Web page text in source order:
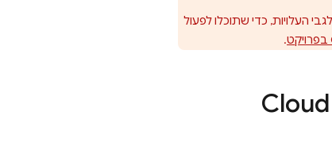
לגבי העלויות, כדי שתוכלו לפעול
בפרויקט.
Cloud